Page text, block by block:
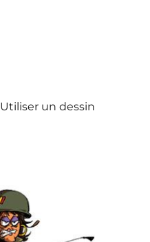
Utiliser un dessin